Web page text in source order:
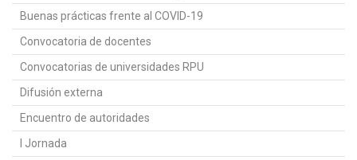
Buenas prácticas frente al COVID-19
Convocatoria de docentes
Convocatorias de universidades RPU
Difusión externa
Encuentro de autoridades
I Jornada